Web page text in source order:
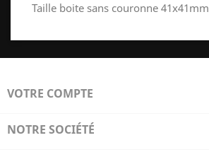
Taille boite sans couronne 41x41mm
VOTRE COMPTE
NOTRE SOCIÉTÉ